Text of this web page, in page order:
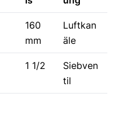
160
mm
Luftkan
äle
1 1/2
Siebven
til